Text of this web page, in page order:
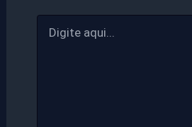
aqui...